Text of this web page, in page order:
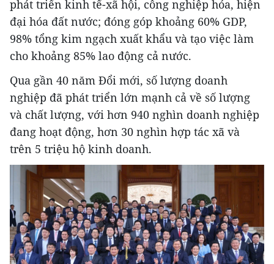
phát triển kinh tế-xã hội, công nghiệp hóa, hiện
đại hóa đất nước; đóng góp khoảng 60% GDP,
98% tổng kim ngạch xuất khẩu và tạo việc làm
cho khoảng 85% lao động cả nước.
Qua gần 40 năm Đổi mới, số lượng doanh
nghiệp đã phát triển lớn mạnh cả về số lượng
và chất lượng, với hơn 940 nghìn doanh nghiệp
đang hoạt động, hơn 30 nghìn hợp tác xã và
trên 5 triệu hộ kinh doanh.